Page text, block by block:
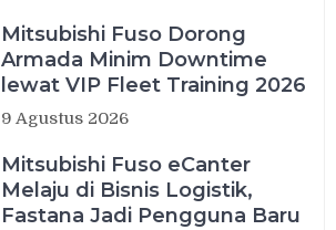
Mitsubishi Fuso Dorong
Armada Minim Downtime
lewat VIP Fleet Training 2026
9 Agustus 2026
Mitsubishi Fuso eCanter
Melaju di Bisnis Logistik,
Fastana Jadi Pengguna Baru